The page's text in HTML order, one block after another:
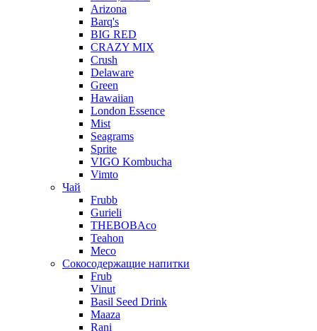
Arizona
Barq's
BIG RED
CRAZY MIX
Crush
Delaware
Green
Hawaiian
London Essence
Mist
Seagrams
Sprite
VIGO Kombucha
Vimto
Чай
Frubb
Gurieli
THEBOBAco
Teahon
Meco
Сокосодержащие напитки
Frub
Vinut
Basil Seed Drink
Maaza
Rani